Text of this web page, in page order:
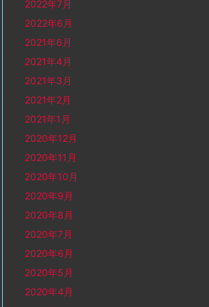
2022年7月
2022年6月
2021年6月
2021年4月
2021年3月
2021年2月
2021年1月
2020年12月
2020年11月
2020年10月
2020年9月
2020年8月
2020年7月
2020年6月
2020年5月
2020年4月